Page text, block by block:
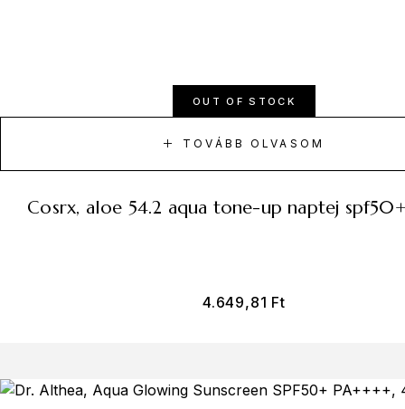
OUT OF STOCK
TOVÁBB OLVASOM
cosrx, aloe 54.2 aqua tone-up naptej
4.649,81 Ft